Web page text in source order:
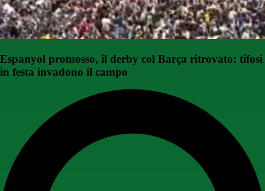
Espanyol promosso, il derby col Barça ritrovato: tifosi
in festa invadono il campo